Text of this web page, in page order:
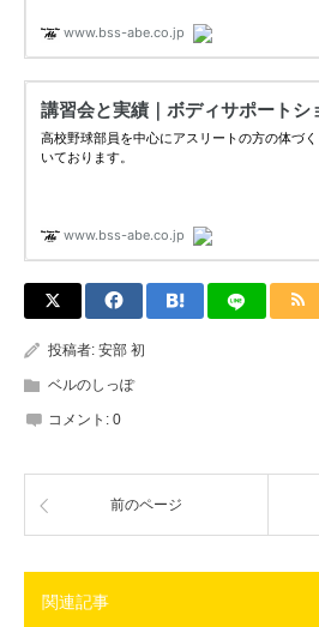
投稿者: 安部 初
ベルのしっぽ
コメント: 0
前のページ
関連記事